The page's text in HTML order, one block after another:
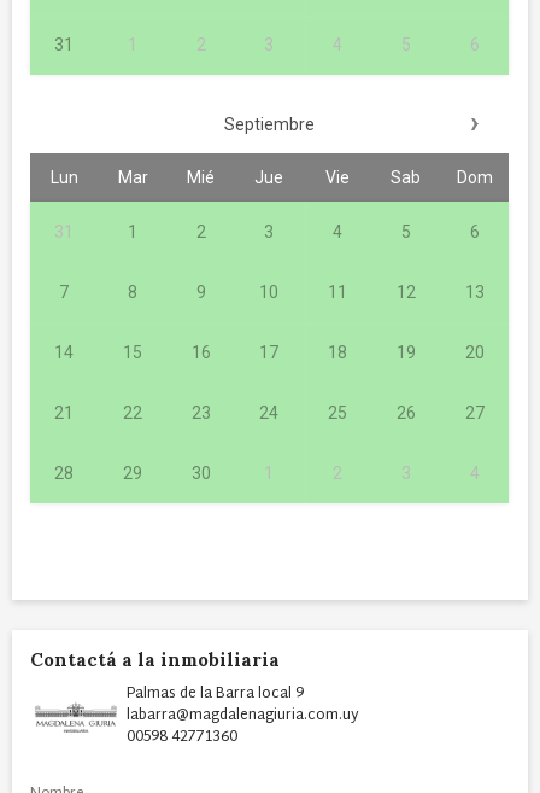
31 1 2 3 4 5 6
Septiembre ›
Lun Mar Mié Jue Vie Sab Dom
31 1 2 3 4 5 6
7 8 9 10 11 12 13
14 15 16 17 18 19 20
21 22 23 24 25 26 27
28 29 30 1 2 3 4
Contactá a la inmobiliaria
Palmas de la Barra local 9
labarra@magdalenagiuria.com.uy
00598 42771360